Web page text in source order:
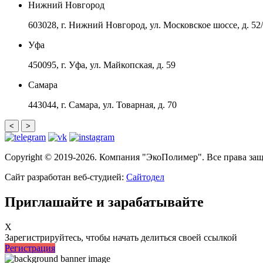
Нижний Новгород
603028, г. Нижний Новгород, ул. Московское шоссе, д. 52/
Уфа
450095, г. Уфа, ул. Майкопская, д. 59
Самара
443044, г. Самара, ул. Товарная, д. 70
< >
Copyright © 2019-2026. Компания "ЭкоПолимер". Все права
Сайт разработан веб-студией: Сайтодел
Приглашайте и зарабатывайте
X
Зарегистрируйтесь, чтобы начать делиться своей ссылкой
Регистрация